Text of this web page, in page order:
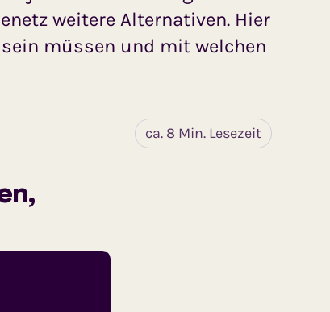
weitere Alternativen. Hier
müssen und mit welchen
ca. 8 Min. Lesezeit